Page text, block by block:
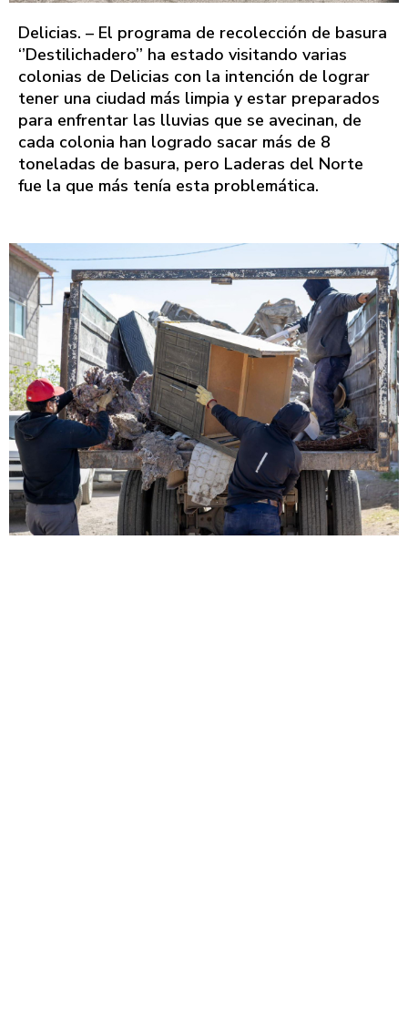
Delicias. – El programa de recolección de basura
‘’Destilichadero’’ ha estado visitando varias
colonias de Delicias con la intención de lograr
tener una ciudad más limpia y estar preparados
para enfrentar las lluvias que se avecinan, de
cada colonia han logrado sacar más de 8
toneladas de basura, pero Laderas del Norte
fue la que más tenía esta problemática.